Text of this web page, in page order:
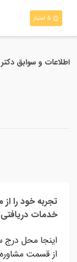
۵ امتیاز
اطلاعات و سوابق
تجربه خود را
خدمات
اینجا محل درج
از قسمت